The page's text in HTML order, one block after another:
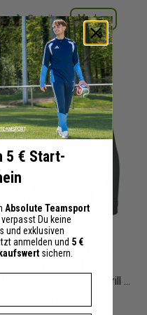
Details Merken
+ 2 Interessenten
Nike Academy Pro
Damen | BV6930-398 | Drill Top
18,00 €
5 € Start-
Absolute Teamsport
Du keine
und exklusiven
anmelden und 5 €
sichern.